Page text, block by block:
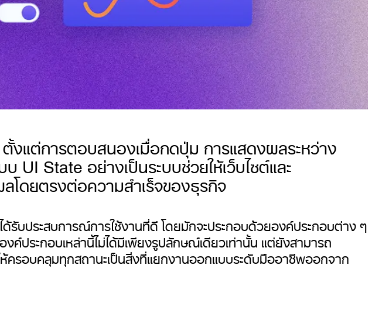
แต่การตอบสนองเมื่อกดปุ่ม การแสดงผลระหว่าง
UI State อย่างเป็นระบบช่วยให้เว็บไซต์และ
โดยตรงต่อความสำเร็จของธุรกิจ
บประสบการณ์การใช้งานที่ดี โดยมักจะประกอบด้วยองค์ประกอบต่าง ๆ
ค์ประกอบเหล่านี้ไม่ได้มีเพียงรูปลักษณ์เดียวเท่านั้น แต่ยังสามารถ
ครอบคลุมทุกสถานะเป็นสิ่งที่แยกงานออกแบบระดับมืออาชีพออกจาก